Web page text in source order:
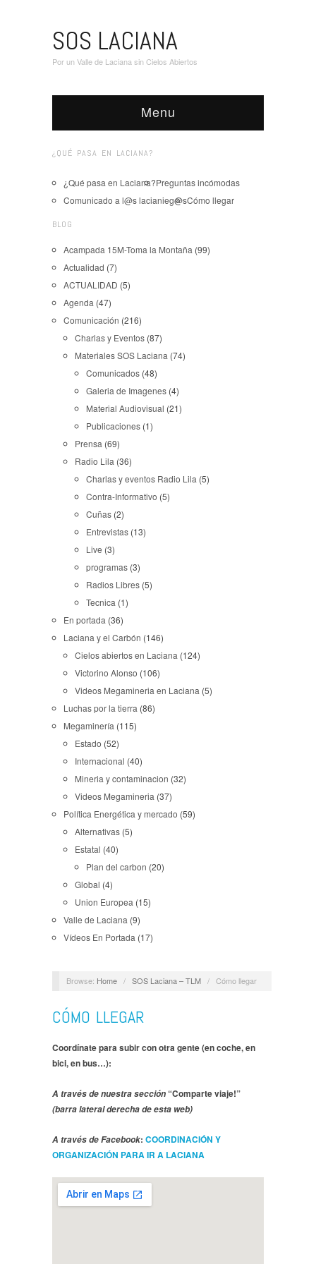
SOS LACIANA
Por un Valle de Laciana sin Cielos Abiertos
Menu
¿QUÉ PASA EN LACIANA?
¿Qué pasa en Laciana?Preguntas incómodas
Comunicado a l@s lacianieg@sCómo llegar
BLOG
Acampada 15M-Toma la Montaña (99)
Actualidad (7)
ACTUALIDAD (5)
Agenda (47)
Comunicación (216)
Charlas y Eventos (87)
Materiales SOS Laciana (74)
Comunicados (48)
Galeria de Imagenes (4)
Material Audiovisual (21)
Publicaciones (1)
Prensa (69)
Radio Lila (36)
Charlas y eventos Radio Lila (5)
Contra-Informativo (5)
Cuñas (2)
Entrevistas (13)
Live (3)
programas (3)
Radios Libres (5)
Tecnica (1)
En portada (36)
Laciana y el Carbón (146)
Cielos abiertos en Laciana (124)
Victorino Alonso (106)
Videos Megamineria en Laciana (5)
Luchas por la tierra (86)
Megaminería (115)
Estado (52)
Internacional (40)
Mineria y contaminacion (32)
Videos Megamineria (37)
Política Energética y mercado (59)
Alternativas (5)
Estatal (40)
Plan del carbon (20)
Global (4)
Union Europea (15)
Valle de Laciana (9)
Vídeos En Portada (17)
Browse: Home / SOS Laciana – TLM / Cómo llegar
CÓMO LLEGAR
Coordínate para subir con otra gente (en coche, en
bici, en bus…):
A través de nuestra sección“Comparte viaje!”
(barra lateral derecha de esta web)
A través de Facebook: COORDINACIÓN Y
ORGANIZACIÓN PARA IR A LACIANA